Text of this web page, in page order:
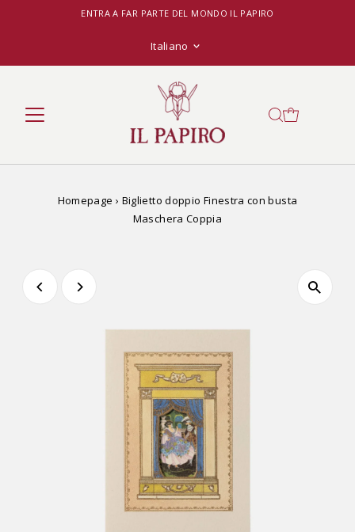
ENTRA A FAR PARTE DEL MONDO IL PAPIRO
Lingua
Italiano
Homepage › Biglietto doppio Finestra con busta
Maschera Coppia